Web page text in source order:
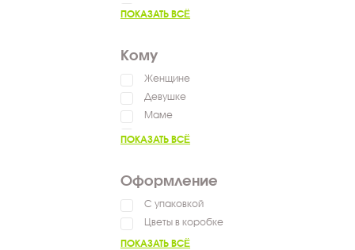
Выздоравливай
ПОКАЗАТЬ ВСЁ
Кому
Женщине
Девушке
Маме
ПОКАЗАТЬ ВСЁ
Оформление
С упаковкой
Цветы в коробке
ПОКАЗАТЬ ВСЁ